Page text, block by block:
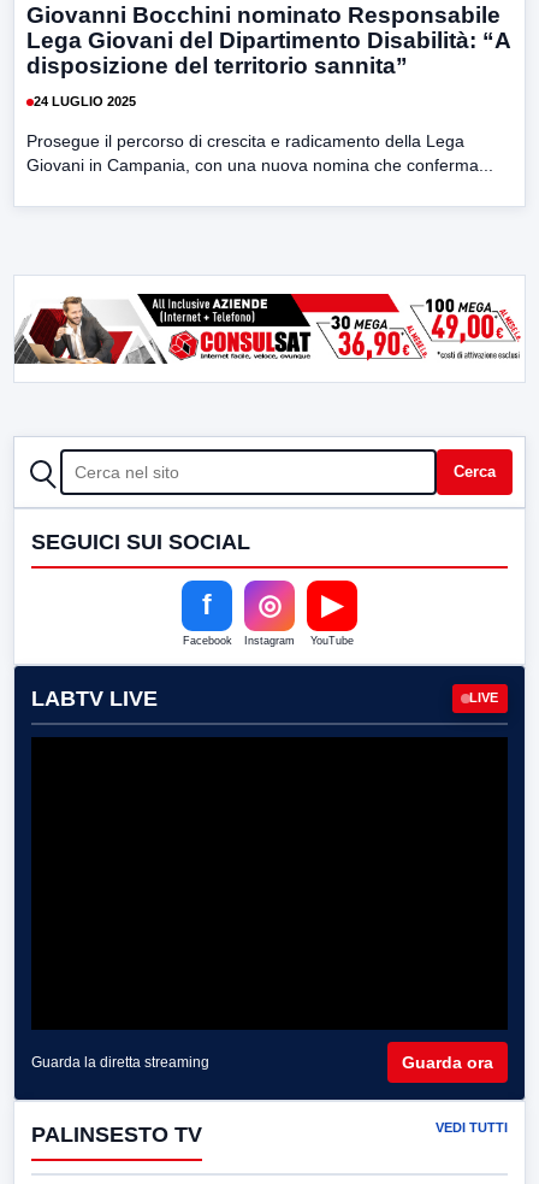
Giovanni Bocchini nominato Responsabile
Lega Giovani del Dipartimento Disabilità: “A
disposizione del territorio sannita”
24 LUGLIO 2025
Prosegue il percorso di crescita e radicamento della Lega
Giovani in Campania, con una nuova nomina che conferma...
CERCA Cerca
SEGUICI SUI SOCIAL
f
Facebook
◎
Instagram
▶
YouTube
LABTV LIVE LIVE
Guarda la diretta streaming Guarda ora
PALINSESTO TV VEDI TUTTI